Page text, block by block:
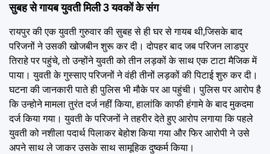
सुबह से गायब युवती मिली 3 यवकों के संग
रायपुर की एक युवती गुरुवार की सुबह से ही घर से गायब थी,जिसके बाद
परिजनों ने उसकी खोजबीन शुरू कर दी। दोपहर बाद जब परिजन लाडपुर
तिराहे पर पहुंचे, तो उन्होंने युवती को तीन लड़कों के साथ एक टाटा मैजिक में
पाया। युवती के गुस्साए परिजनों ने वंही तीनों लड़कों की पिटाई शुरु कर दी।
घटना की जानकारी पाते ही पुलिस भी मौके पर आ पहुंची। पुलिस पर आरोप है
कि उन्होने मामला तुरंत दर्ज नहीं किया, हालांकि काफी हंगामे के बाद मुकदमा
दर्ज किया गया। युवती के परिजनों ने तहरीर देते हुए आरोप लगाया कि पहले
युवती को नशीला पदार्थ पिलाकर बेहोश किया गया और फिर आरोपी ने उसे
अपने साथ ले जाकर उसके साथ सामूहिक दुष्कर्म किया।